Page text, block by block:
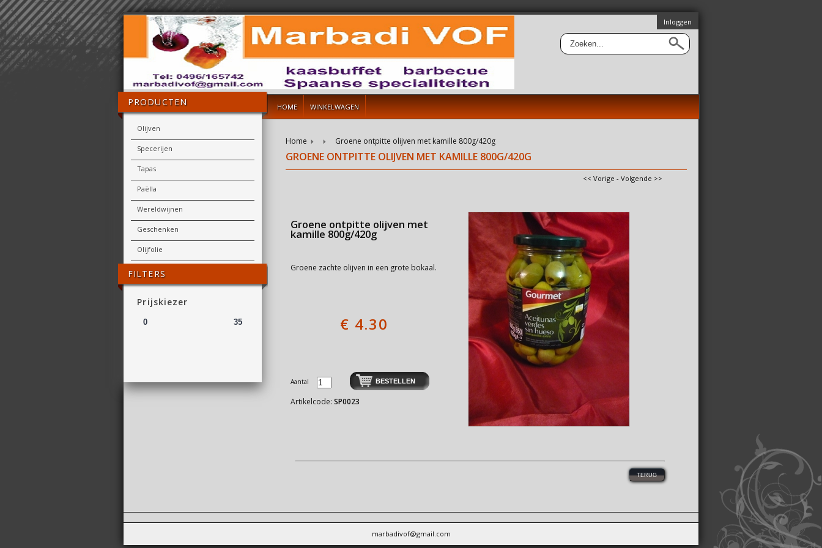
Inloggen
HOME WINKELWAGEN
PRODUCTEN
Olijven
Specerijen
Tapas
Paëlla
Wereldwijnen
Geschenken
Olijfolie
FILTERS
Prijskiezer
Home Groene ontpitte olijven met kamille 800g/420g
GROENE ONTPITTE OLIJVEN MET KAMILLE 800G/420G
<< Vorige -Volgende >>
Groene ontpitte olijven met
kamille 800g/420g
Groene zachte olijven in een grote bokaal.
€ 4.30
Aantal
Artikelcode:SP0023
marbadivof@gmail.com